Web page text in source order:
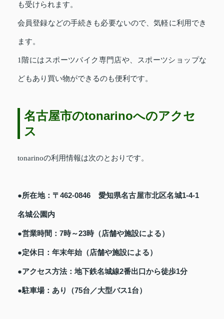
も受けられます。
会員登録などの手続きも必要ないので、気軽に利用でき
ます。
1階にはスポーツバイク専門店や、スポーツショップな
どもあり買い物ができるのも便利です。
名古屋市のtonarinoへのアクセ
ス
tonarinoの利用情報は次のとおりです。
●所在地：〒462-0846 愛知県名古屋市北区名城1-4-1
名城公園内
●営業時間：7時～23時（店舗や施設による）
●定休日：年末年始（店舗や施設による）
●アクセス方法：地下鉄名城線2番出口から徒歩1分
●駐車場：あり（75台／大型バス1台）